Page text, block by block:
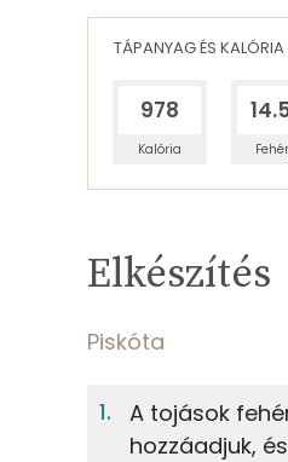
TÁPANYAG ÉS KALÓRIA
978
Kalória
37gtojás
TÁPANYAGTARTALOM
Elkészítés
Piskóta
A tojások
hozzáadjuk,